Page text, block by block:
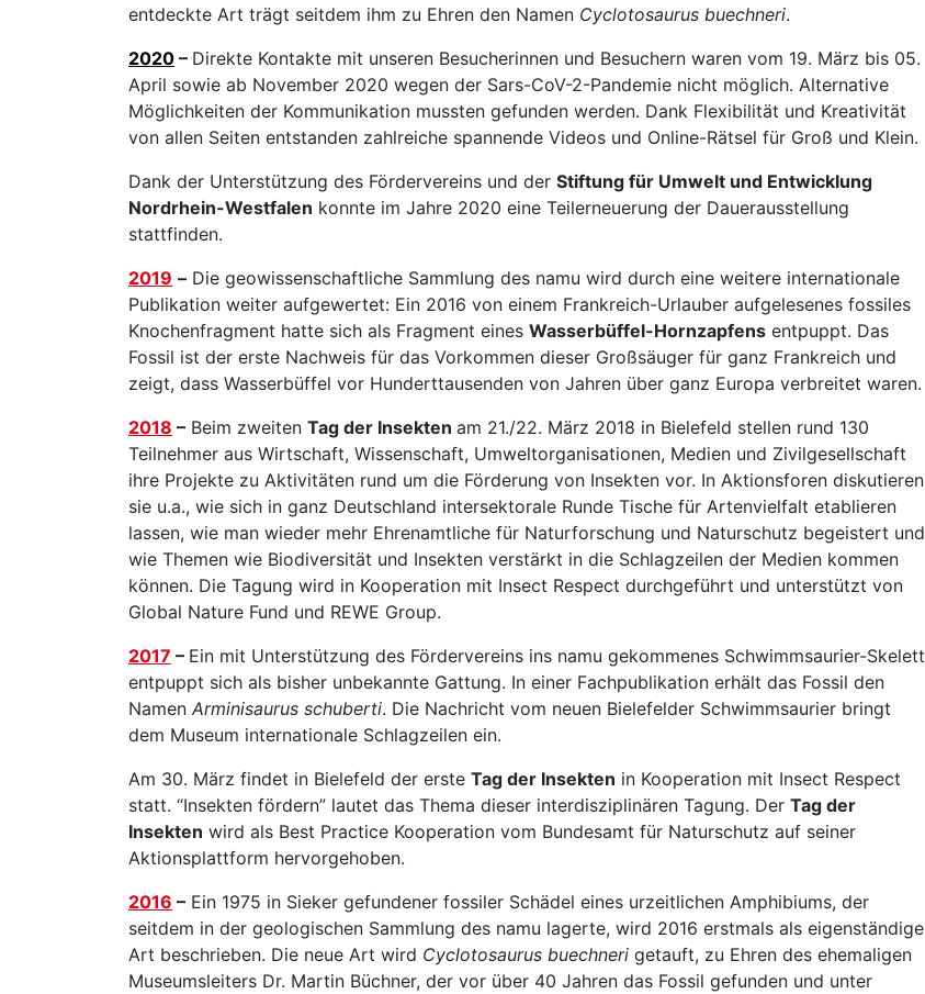
entdeckte Art trägt seitdem ihm zu Ehren den Namen Cyclotosaurus buechneri.
2020 – Direkte Kontakte mit unseren Besucherinnen und Besuchern waren vom 19. März bis 05.
April sowie ab November 2020 wegen der Sars-CoV-2-Pandemie nicht möglich. Alternative
Möglichkeiten der Kommunikation mussten gefunden werden. Dank Flexibilität und Kreativität
von allen Seiten entstanden zahlreiche spannende Videos und Online-Rätsel für Groß und Klein.
Dank der Unterstützung des Fördervereins und der Stiftung für Umwelt und Entwicklung
Nordrhein-Westfalen konnte im Jahre 2020 eine Teilerneuerung der Dauerausstellung
stattfinden.
2019 – Die geowissenschaftliche Sammlung des namu wird durch eine weitere internationale
Publikation weiter aufgewertet: Ein 2016 von einem Frankreich-Urlauber aufgelesenes fossiles
Knochenfragment hatte sich als Fragment eines Wasserbüffel-Hornzapfens entpuppt. Das
Fossil ist der erste Nachweis für das Vorkommen dieser Großsäuger für ganz Frankreich und
zeigt, dass Wasserbüffel vor Hunderttausenden von Jahren über ganz Europa verbreitet waren.
2018 – Beim zweiten Tag der Insekten am 21./22. März 2018 in Bielefeld stellen rund 130
Teilnehmer aus Wirtschaft, Wissenschaft, Umweltorganisationen, Medien und Zivilgesellschaft
ihre Projekte zu Aktivitäten rund um die Förderung von Insekten vor. In Aktionsforen diskutieren
sie u.a., wie sich in ganz Deutschland intersektorale Runde Tische für Artenvielfalt etablieren
lassen, wie man wieder mehr Ehrenamtliche für Naturforschung und Naturschutz begeistert und
wie Themen wie Biodiversität und Insekten verstärkt in die Schlagzeilen der Medien kommen
können. Die Tagung wird in Kooperation mit Insect Respect durchgeführt und unterstützt von
Global Nature Fund und REWE Group.
2017 – Ein mit Unterstützung des Fördervereins ins namu gekommenes Schwimmsaurier-Skelett
entpuppt sich als bisher unbekannte Gattung. In einer Fachpublikation erhält das Fossil den
Namen Arminisaurus schuberti. Die Nachricht vom neuen Bielefelder Schwimmsaurier bringt
dem Museum internationale Schlagzeilen ein.
Am 30. März findet in Bielefeld der erste Tag der Insekten in Kooperation mit Insect Respect
statt. “Insekten fördern” lautet das Thema dieser interdisziplinären Tagung. Der Tag der
Insekten wird als Best Practice Kooperation vom Bundesamt für Naturschutz auf seiner
Aktionsplattform hervorgehoben.
2016 – Ein 1975 in Sieker gefundener fossiler Schädel eines urzeitlichen Amphibiums, der
seitdem in der geologischen Sammlung des namu lagerte, wird 2016 erstmals als eigenständige
Art beschrieben. Die neue Art wird Cyclotosaurus buechneri getauft, zu Ehren des ehemaligen
Museumsleiters Dr. Martin Büchner, der vor über 40 Jahren das Fossil gefunden und unter